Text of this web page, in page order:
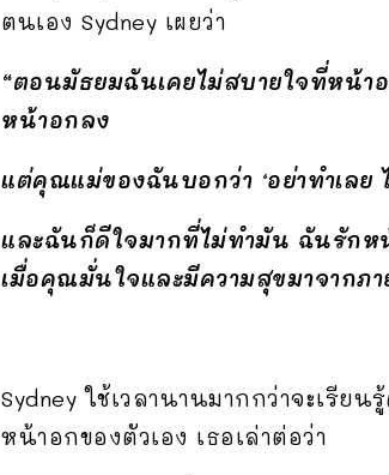
ตนเอง Sydney เผยว่า
“ตอนมัธยมฉันเคยไม่สบายใจที่หน้า
หน้าอกลง
แต่คุณแม่ของฉันบอกว่า ‘อย่าทำเลย
และฉันก็ดีใจมากที่ไม่ทำมัน ฉันรัก
เมื่อคุณมั่นใจและมีความสุขมาจากภ
Sydney ใช้เวลานานมากกว่าจะเรี
หน้าอกของตัวเอง เธอเล่าต่อว่า